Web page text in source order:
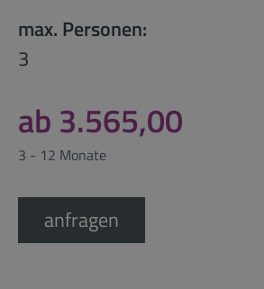
max. Personen:
3
ab 3.565,00
3 - 12 Monate
anfragen